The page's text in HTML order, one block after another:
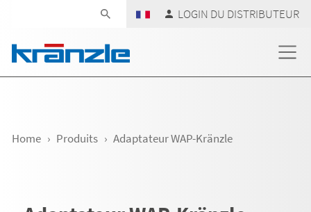
LOGIN DU DISTRIBUTEUR
Home Produits Adaptateur WAP-Kränzle